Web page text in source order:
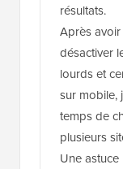
résultats.
Après
désactiver
lourds et
sur mobile,
temps de
plusieurs
Une